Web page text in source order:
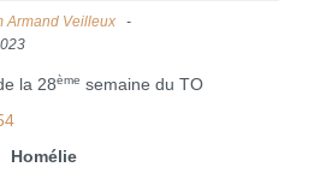
Armand Veilleux
la 28ème semaine du TO
Homélie